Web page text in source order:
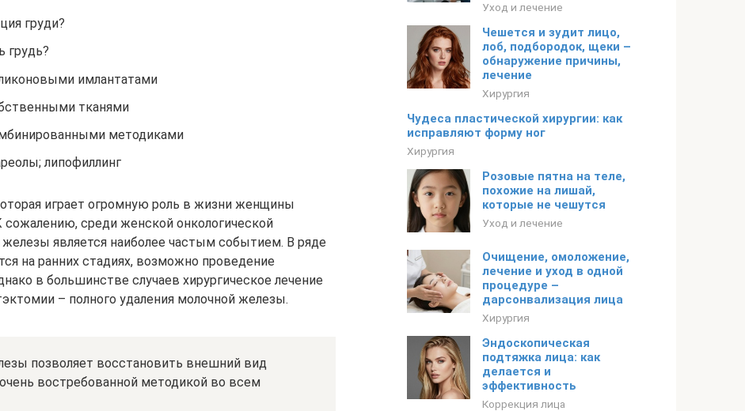
груди?
грудь?
имлантатами
тканями
методиками
липофиллинг
играет огромную роль в жизни женщины
сожалению, среди женской онкологической
является наиболее частым событием. В ряде
на ранних стадиях, возможно проведение
в большинстве случаев хирургическое лечение
– полного удаления молочной железы.
позволяет восстановить внешний вид
востребованной методикой во всем
Уход и лечение
Чешется и зудит лицо,
лоб, подбородок, щеки –
обнаружение причины,
лечение
Хирургия
Чудеса пластической хирургии: как
исправляют форму ног
Хирургия
Розовые пятна на теле,
похожие на лишай,
которые не чешутся
Уход и лечение
Очищение, омоложение,
лечение и уход в одной
процедуре –
дарсонвализация лица
Хирургия
Эндоскопическая
подтяжка лица: как
делается и
эффективность
Коррекция лица